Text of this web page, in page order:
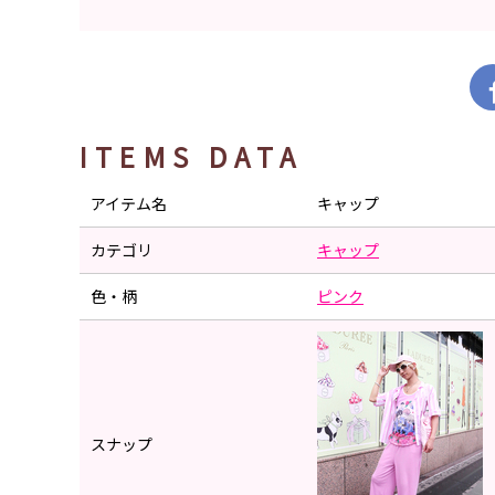
ITEMS DATA
アイテム名 キャップ
カテゴリ キャップ
色・柄 ピンク
スナップ